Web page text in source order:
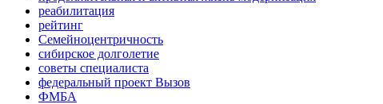
реабилитация
рейтинг
Семейноцентричность
сибирское долголетие
советы специалиста
федеральный проект Вызов
ФМБА